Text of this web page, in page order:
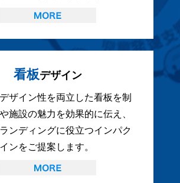
看板デザイン
ザイン性を両立した看板を制
施設の魅力を効果的に伝え、
ンディングに役立つインパク
ンをご提案します。